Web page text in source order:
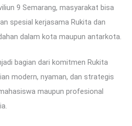
9 Semarang, masyarakat bisa
spesial kerjasama Rukita dan
dalam kota maupun antarkota.
bagian dari komitmen Rukita
modern, nyaman, dan strategis
maupun profesional